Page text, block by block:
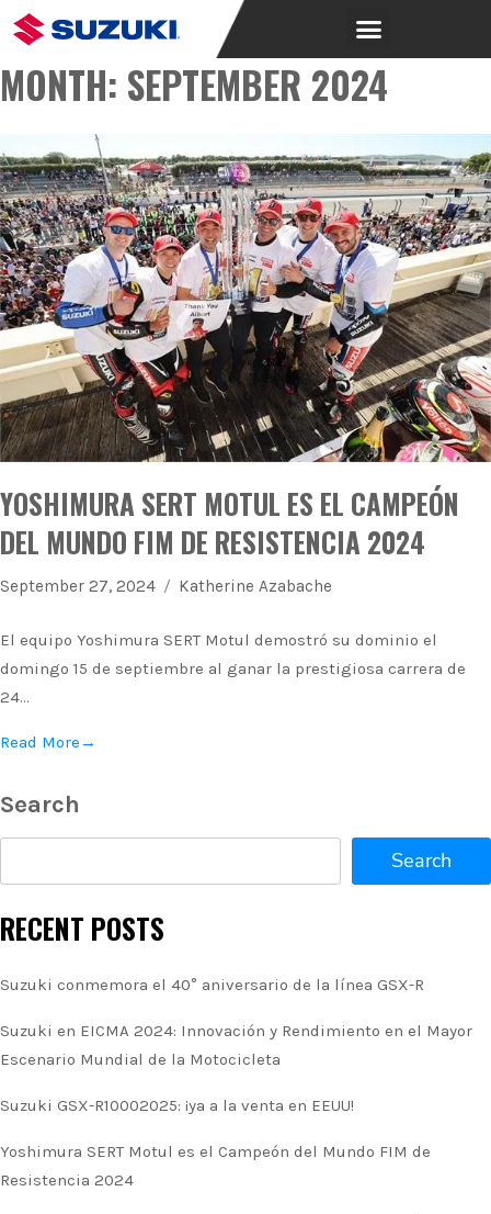
MONTH: SEPTEMBER 2024
YOSHIMURA SERT MOTUL ES EL CAMPEÓN
DEL MUNDO FIM DE RESISTENCIA 2024
September 27, 2024 Katherine Azabache
El equipo Yoshimura SERT Motul demostró su dominio el
domingo 15 de septiembre al ganar la prestigiosa carrera de
24…
Read More →
Search
Search
RECENT POSTS
Suzuki conmemora el 40° aniversario de la línea GSX-R
Suzuki en EICMA 2024: Innovación y Rendimiento en el Mayor
Escenario Mundial de la Motocicleta
Suzuki GSX-R10002025: ¡ya a la venta en EEUU!
Yoshimura SERT Motul es el Campeón del Mundo FIM de
Resistencia 2024